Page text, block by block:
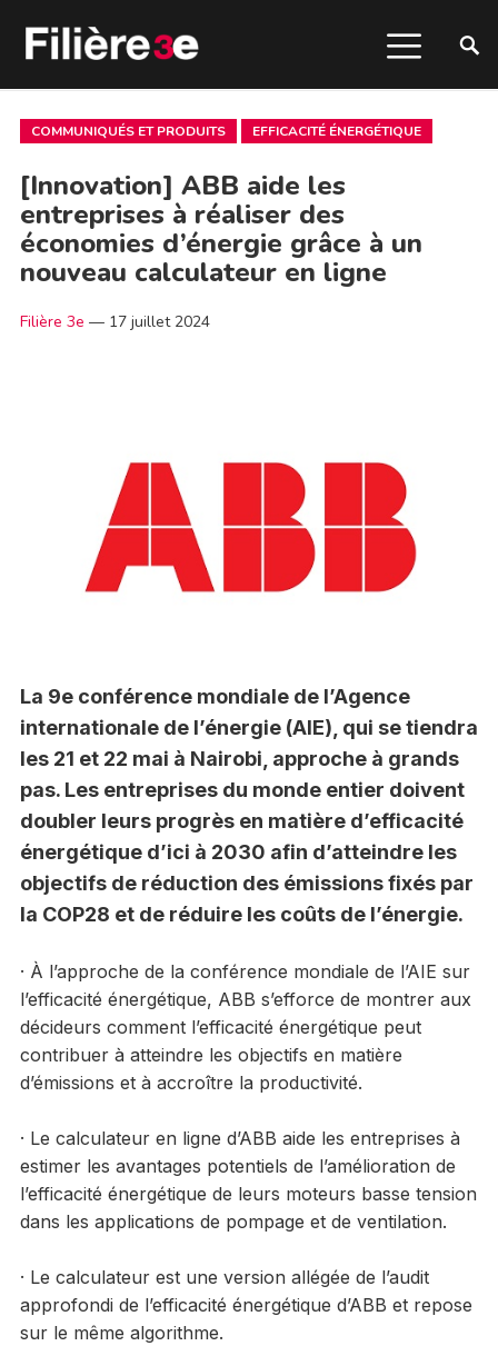
COMMUNIQUÉS ET PRODUITS EFFICACITÉ ÉNERGÉTIQUE
[Innovation] ABB aide les
entreprises à réaliser des
économies d’énergie grâce à un
nouveau calculateur en ligne
Filière 3e — 17 juillet 2024
La 9e conférence mondiale de l’Agence
internationale de l’énergie (AIE), qui se tiendra
les 21 et 22 mai à Nairobi, approche à grands
pas. Les entreprises du monde entier doivent
doubler leurs progrès en matière d’efficacité
énergétique d’ici à 2030 afin d’atteindre les
objectifs de réduction des émissions fixés par
la COP28 et de réduire les coûts de l’énergie.
· À l’approche de la conférence mondiale de l’AIE sur
l’efficacité énergétique, ABB s’efforce de montrer aux
décideurs comment l’efficacité énergétique peut
contribuer à atteindre les objectifs en matière
d’émissions et à accroître la productivité.
· Le calculateur en ligne d’ABB aide les entreprises à
estimer les avantages potentiels de l’amélioration de
l’efficacité énergétique de leurs moteurs basse tension
dans les applications de pompage et de ventilation.
· Le calculateur est une version allégée de l’audit
approfondi de l’efficacité énergétique d’ABB et repose
sur le même algorithme.